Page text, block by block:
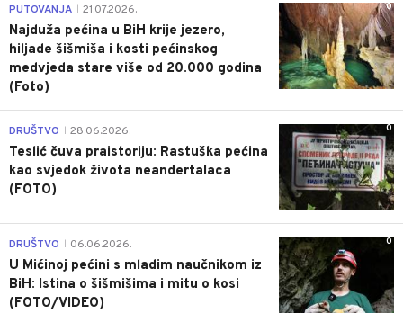
0
PUTOVANJA 21.07.2026.
Najduža pećina u BiH krije jezero,
hiljade šišmiša i kosti pećinskog
medvjeda stare više od 20.000 godina
(Foto)
0
DRUŠTVO 28.06.2026.
Teslić čuva praistoriju: Rastuška pećina
kao svjedok života neandertalaca
(FOTO)
0
DRUŠTVO 06.06.2026.
U Mićinoj pećini s mladim naučnikom iz
BiH: Istina o šišmišima i mitu o kosi
(FOTO/VIDEO)